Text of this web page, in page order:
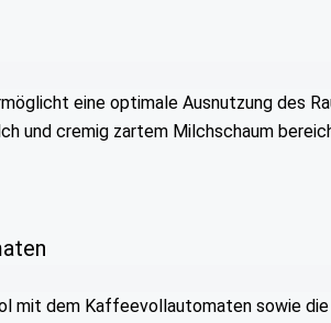
eine optimale Ausnutzung des
cremig zartem Milchschaum
mit dem Kaffeevollautomaten sowie